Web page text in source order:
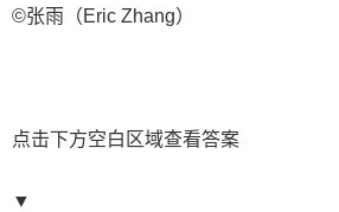
©张雨（Eric Zhang）
点击下方空白区域查看答案
▼